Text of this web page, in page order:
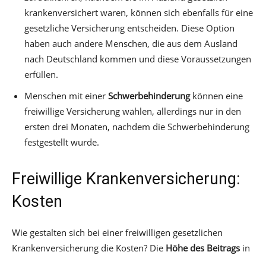
krankenversichert waren, können sich ebenfalls für eine
gesetzliche Versicherung entscheiden. Diese Option
haben auch andere Menschen, die aus dem Ausland
nach Deutschland kommen und diese Voraussetzungen
erfüllen.
Menschen mit einer Schwerbehinderungkönnen eine
freiwillige Versicherung wählen, allerdings nur in den
ersten drei Monaten, nachdem die Schwerbehinderung
festgestellt wurde.
Freiwillige Krankenversicherung:
Kosten
Wie gestalten sich bei einer freiwilligen gesetzlichen
Krankenversicherung die Kosten? Die Höhe des Beitrags in